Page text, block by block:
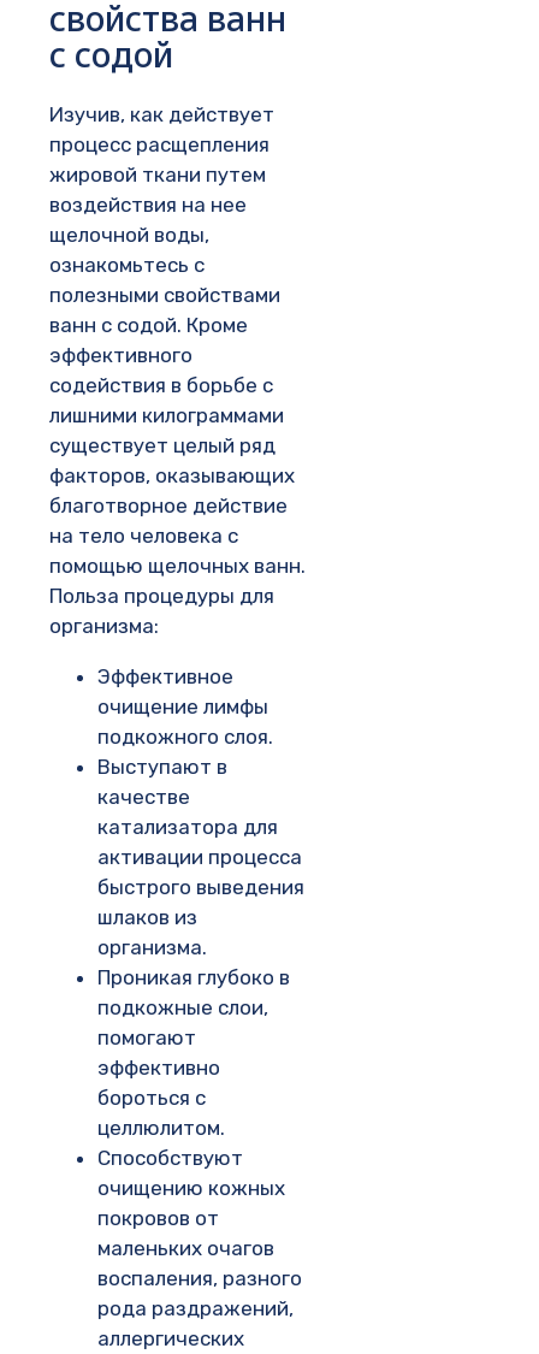
свойства ванн
с содой
Изучив, как действует
процесс расщепления
жировой ткани путем
воздействия на нее
щелочной воды,
ознакомьтесь с
полезными свойствами
ванн с содой. Кроме
эффективного
содействия в борьбе с
лишними килограммами
существует целый ряд
факторов, оказывающих
благотворное действие
на тело человека с
помощью щелочных ванн.
Польза процедуры для
организма:
Эффективное
очищение лимфы
подкожного слоя.
Выступают в
качестве
катализатора для
активации процесса
быстрого выведения
шлаков из
организма.
Проникая глубоко в
подкожные слои,
помогают
эффективно
бороться с
целлюлитом.
Способствуют
очищению кожных
покровов от
маленьких очагов
воспаления, разного
рода раздражений,
аллергических